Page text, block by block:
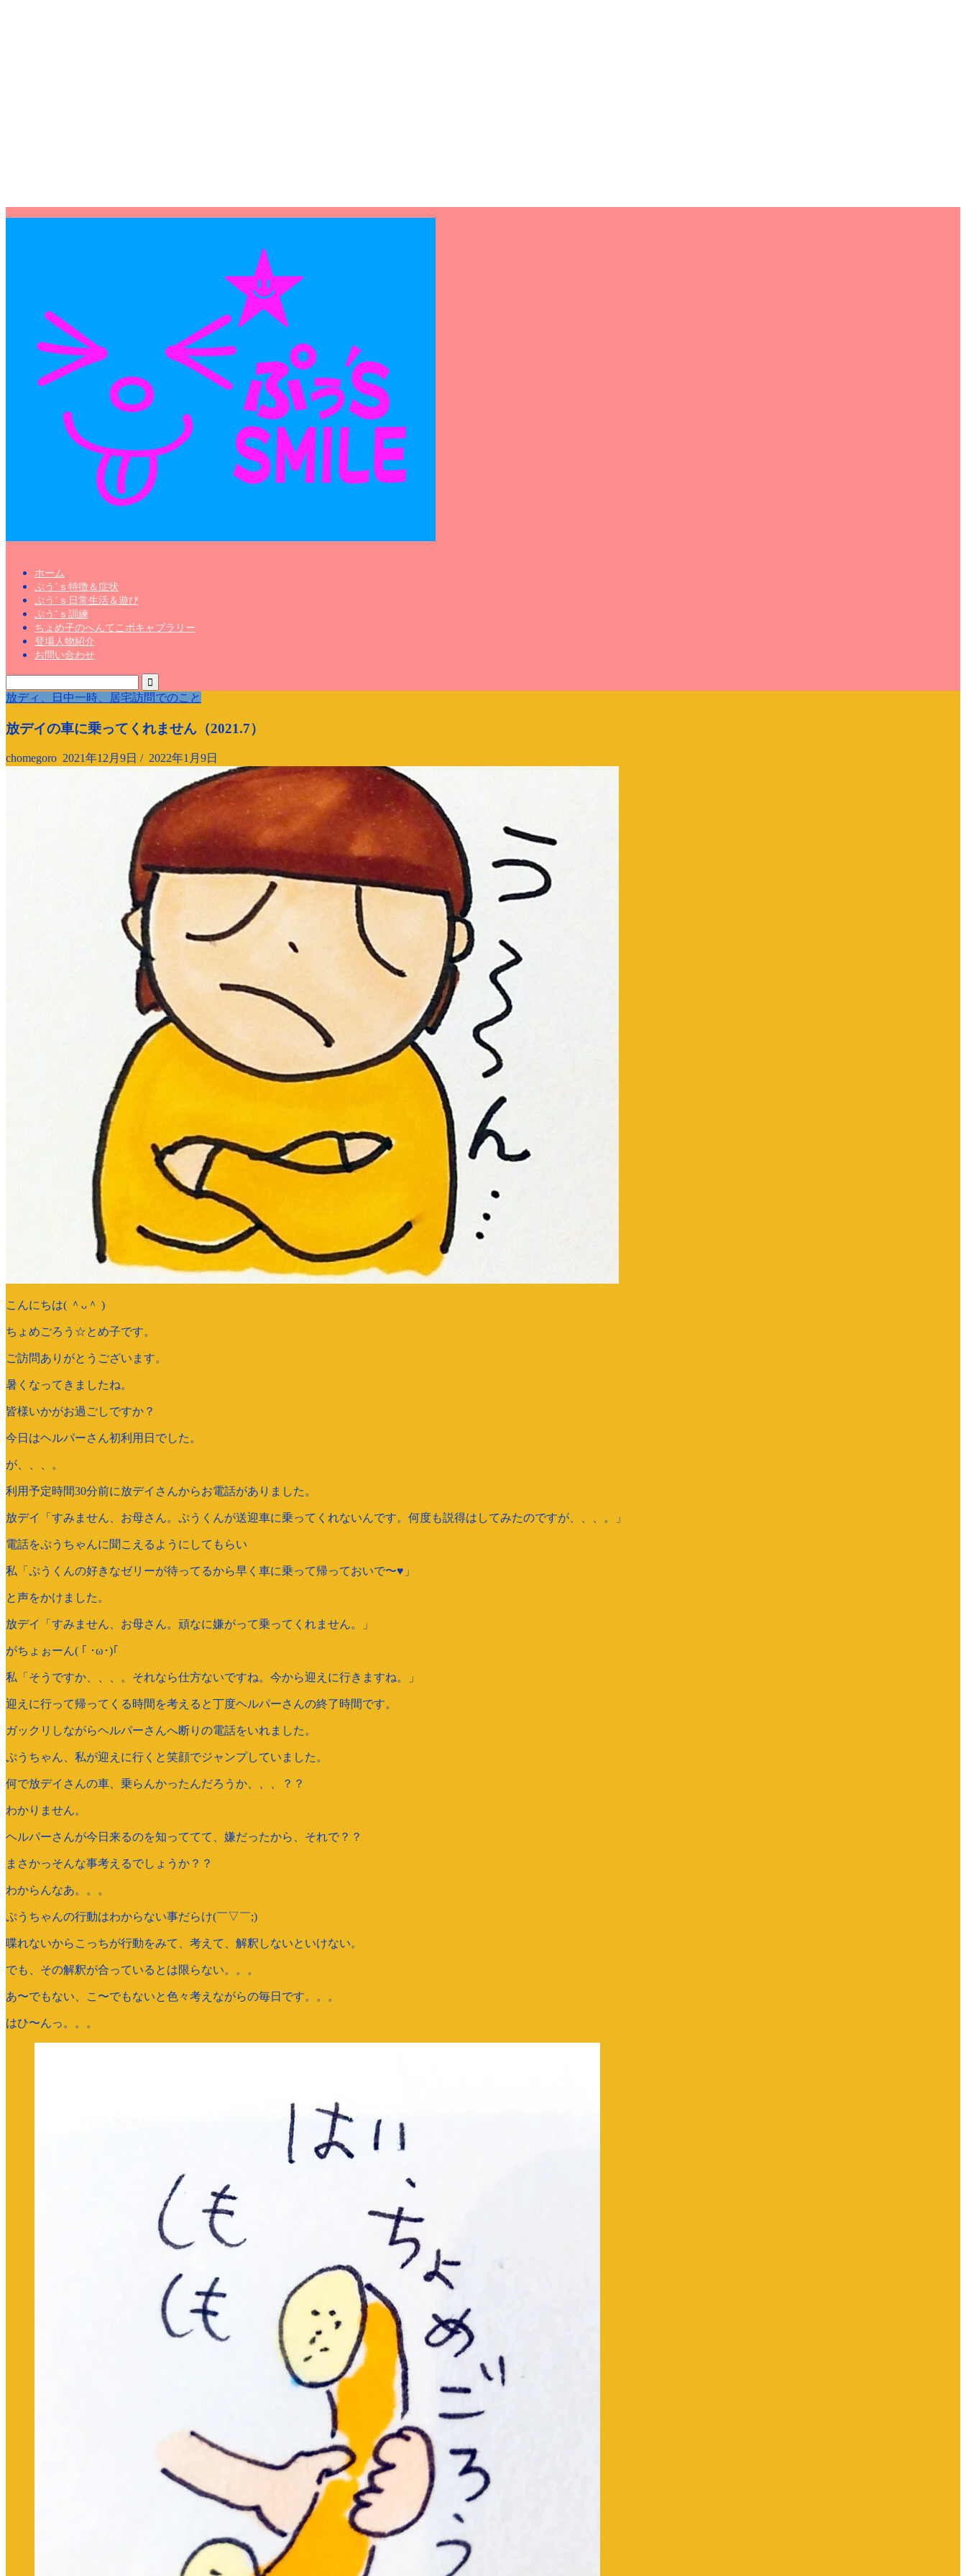
ホーム
ぷう’ｓ特徴＆症状
ぷう’ｓ日常生活＆遊び
ぷう’ｓ訓練
ちょめ子のへんてこボキャブラリー
登場人物紹介
お問い合わせ
放ディ、日中一時、居宅訪問でのこと
放デイの車に乗ってくれません（2021.7）
chomegoro 2021年12月9日 / 2022年1月9日
こんにちは( ＾ᴗ＾ )
ちょめごろう☆とめ子です。
ご訪問ありがとうございます。
暑くなってきましたね。
皆様いかがお過ごしですか？
今日はヘルパーさん初利用日でした。
が、、、。
利用予定時間30分前に放デイさんからお電話がありました。
放デイ「すみません、お母さん。ぷうくんが送迎車に乗ってくれないんです。何度も説得はしてみたのですが、、、。」
電話をぷうちゃんに聞こえるようにしてもらい
私「ぷうくんの好きなゼリーが待ってるから早く車に乗って帰っておいで〜♥️」
と声をかけました。
放デイ「すみません、お母さん。頑なに嫌がって乗ってくれません。」
がちょぉーん( ｢ ･ω･)｢
私「そうですか、、、。それなら仕方ないですね。今から迎えに行きますね。」
迎えに行って帰ってくる時間を考えると丁度ヘルパーさんの終了時間です。
ガックリしながらヘルパーさんへ断りの電話をいれました。
ぷうちゃん、私が迎えに行くと笑顔でジャンプしていました。
何で放デイさんの車、乗らんかったんだろうか、、、？？
わかりません。
ヘルパーさんが今日来るのを知っててて、嫌だったから、それで？？
まさかっそんな事考えるでしょうか？？
わからんなあ。。。
ぷうちゃんの行動はわからない事だらけ(￣▽￣;)
喋れないからこっちが行動をみて、考えて、解釈しないといけない。
でも、その解釈が合っているとは限らない。。。
あ〜でもない、こ〜でもないと色々考えながらの毎日です。。。
はひ〜んっ。。。